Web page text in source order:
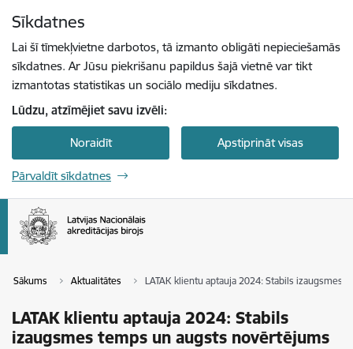
Sīkdatnes
Lai šī tīmekļvietne darbotos, tā izmanto obligāti nepieciešamās
sīkdatnes. Ar Jūsu piekrišanu papildus šajā vietnē var tikt
izmantotas statistikas un sociālo mediju sīkdatnes.
Lūdzu, atzīmējiet savu izvēli:
Noraidīt Apstiprināt visas
Pārvaldīt sīkdatnes
Sākums Aktualitātes LATAK klientu aptauja 2024: Stabils izaugsmes
LATAK klientu aptauja 2024: Stabils
izaugsmes temps un augsts novērtējums